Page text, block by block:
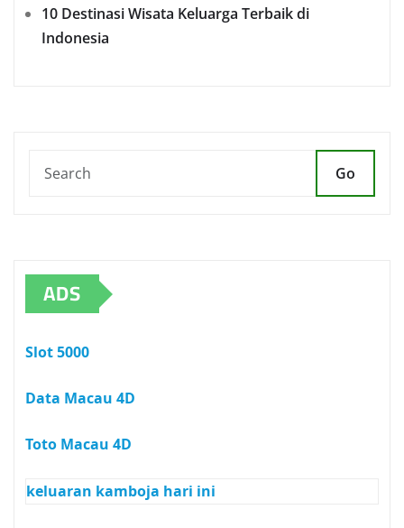
10 Destinasi Wisata Keluarga Terbaik di
Indonesia
Go
ADS
Slot 5000
Data Macau 4D
Toto Macau 4D
keluaran kamboja hari ini